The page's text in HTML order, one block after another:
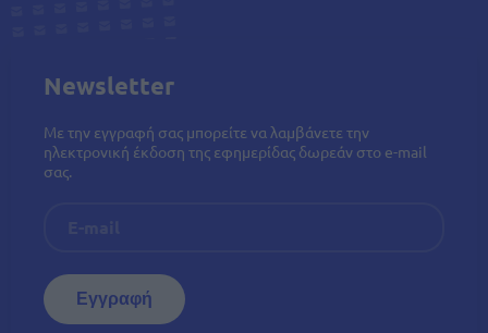
Newsletter
Με την εγγραφή σας μπορείτε να λαμβάνετε την
ηλεκτρονική έκδοση της εφημερίδας δωρεάν στο e-mail
σας.